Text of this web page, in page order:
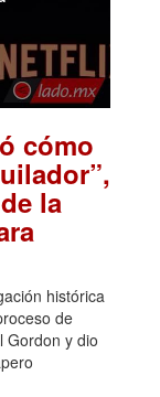
cómo
la
histórica
de
Gordon y dio